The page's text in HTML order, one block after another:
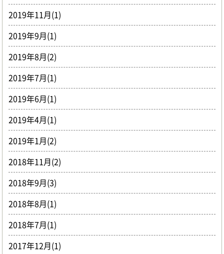
2019年11月(1)
2019年9月(1)
2019年8月(2)
2019年7月(1)
2019年6月(1)
2019年4月(1)
2019年1月(2)
2018年11月(2)
2018年9月(3)
2018年8月(1)
2018年7月(1)
2017年12月(1)